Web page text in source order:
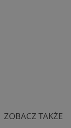
ZOBACZ TAKŻE